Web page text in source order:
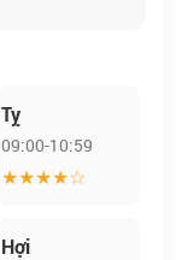
Tỵ
09:00-10:59
★★★★☆
Hợi